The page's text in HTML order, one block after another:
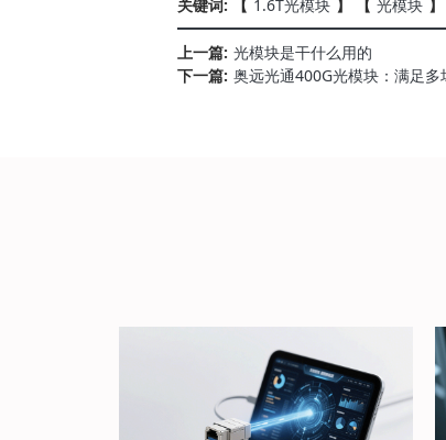
关键词: 【 1.6T光模块 】 【 光模块 】
上一篇: 光模块是干什么用的
下一篇: 奥远光通400G光模块：满足